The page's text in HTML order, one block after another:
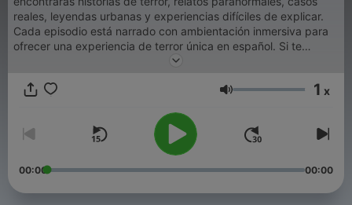
reales, leyendas urbanas y experiencias difíciles de explicar.
Cada episodio está narrado con ambientación inmersiva para
ofrecer una experiencia de terror única en español. Si te
gustan los relatos de miedo, fantasmas, brujas, apariciones,
abandonados, este podcast es para ti. Nuevos episodios cada
de terminar de escucharlas." ✉️ Contacto:
inframundorelatos@gmail.com
Volumen 1 x
00:00 00:00